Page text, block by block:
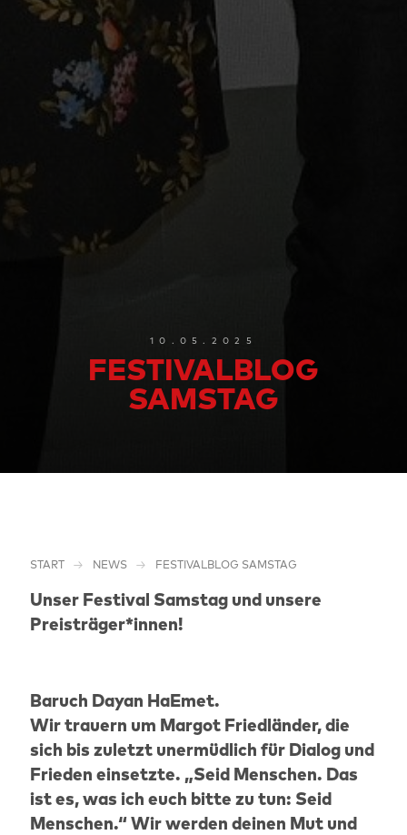
10.05.2025
FESTIVALBLOG
SAMSTAG
START NEWS FESTIVALBLOG SAMSTAG
Unser Festival Samstag und unsere
Preisträger*innen!
Baruch Dayan HaEmet.
Wir trauern um Margot Friedländer, die
sich bis zuletzt unermüdlich für Dialog und
Frieden einsetzte. „Seid Menschen. Das
ist es, was ich euch bitte zu tun: Seid
Menschen.“ Wir werden deinen Mut und